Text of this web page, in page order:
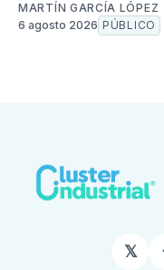
MARTÍN GARCÍA LÓPEZ
6 agosto 2026 PÚBLICO
𝕏